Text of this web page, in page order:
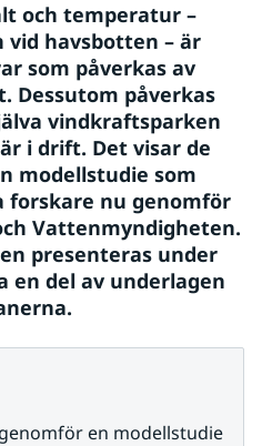
och temperatur –
vid havsbotten – är
som påverkas av
Dessutom påverkas
vindkraftsparken
i drift. Det visar de
modellstudie som
forskare nu genomför
Vattenmyndigheten.
presenteras under
en del av underlagen
en modellstudie